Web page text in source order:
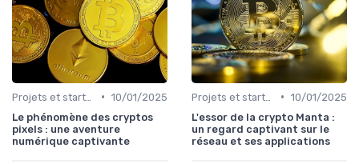
• 10/01/2025
Le phénomène des cryptos
pixels : une aventure
numérique captivante
• 10/01/2025
L'essor de la crypto Manta :
un regard captivant sur le
réseau et ses applications